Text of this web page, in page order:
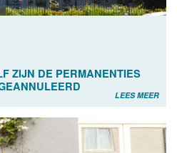
ZIJN DE PERMANENTIES
LEES MEER